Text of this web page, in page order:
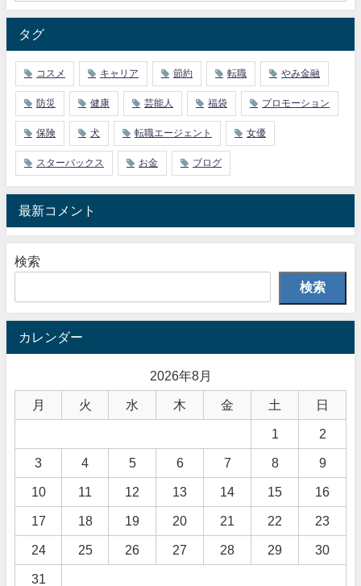
タグ
コスメ キャリア 節約 転職 やみ金融
防災 健康 芸能人 福袋 プロモーション
保険 犬 転職エージェント 女優
スターバックス お金 ブログ
最新コメント
検索
検索
カレンダー
2026年8月
月 火 水 木 金 土 日
1 2
3 4 5 6 7 8 9
10 11 12 13 14 15 16
17 18 19 20 21 22 23
24 25 26 27 28 29 30
31